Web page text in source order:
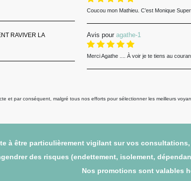
RAVIVER LA
Coucou mon Mathieu. C’est Monique Super
Avis pour agathe-1
Merci Agathe .... À voir je te tiens au
et par conséquent, malgré tous nos efforts pour sélectionner les meilleurs
à être particulièrement vigilant sur vos
des risques (endettement, isolement,
Nos promotions sont valables